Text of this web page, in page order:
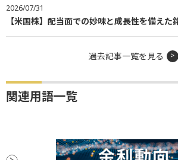
2026/07/31
【米国株】配当面での妙味と成長性を備えた
過去記事一覧を見る
関連用語一覧